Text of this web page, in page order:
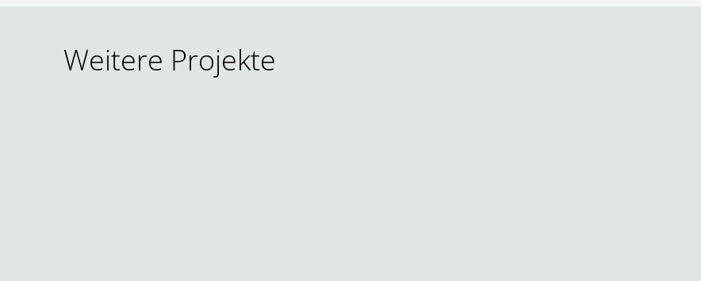
Weitere Projekte